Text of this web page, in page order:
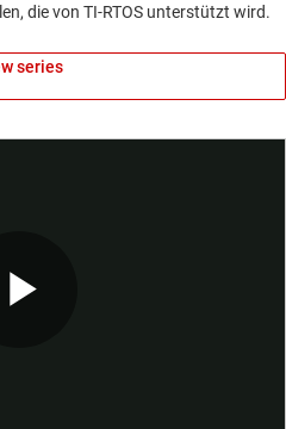
die von TI-RTOS unterstützt wird.
series